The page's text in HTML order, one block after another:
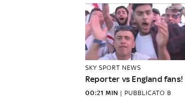
SKY SPORT NEWS
Reporter vs England fans!
00:21 MIN | PUBBLICATO 8